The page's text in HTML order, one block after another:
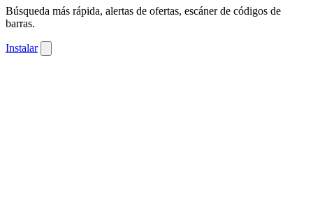
Búsqueda más rápida, alertas de ofertas, escáner de códigos de
barras.
Instalar